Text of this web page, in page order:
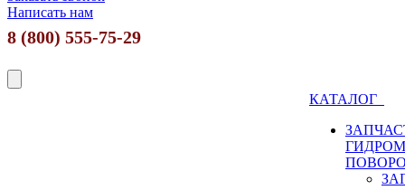
Написать нам
8 (800) 555-75-29
КАТАЛОГ